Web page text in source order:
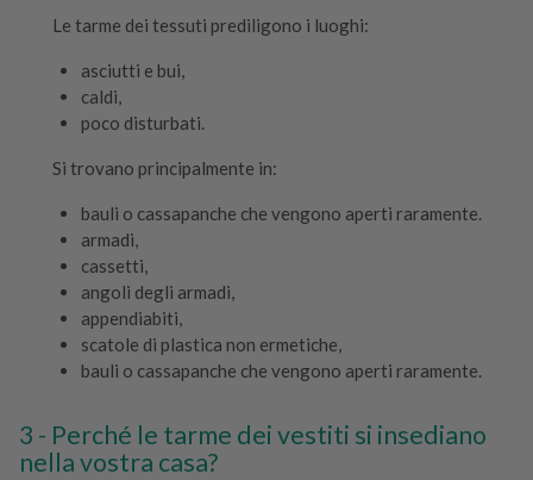
Le tarme dei tessuti prediligono i luoghi:
asciutti e bui,
caldi,
poco disturbati.
Si trovano principalmente in:
bauli o cassapanche che vengono aperti raramente.
armadi,
cassetti,
angoli degli armadi,
appendiabiti,
scatole di plastica non ermetiche,
bauli o cassapanche che vengono aperti raramente.
Perché le tarme dei vestiti si insediano
nella vostra casa?